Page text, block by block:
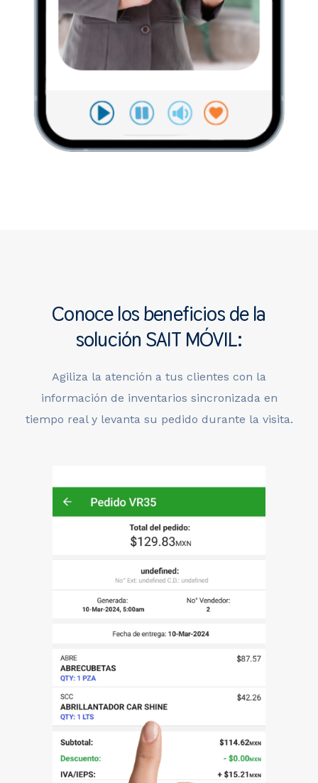
Conoce los beneficios de la
solución SAIT MÓVIL:
Agiliza la atención a tus clientes con la
información de inventarios sincronizada en
tiempo real y levanta su pedido durante la visita.